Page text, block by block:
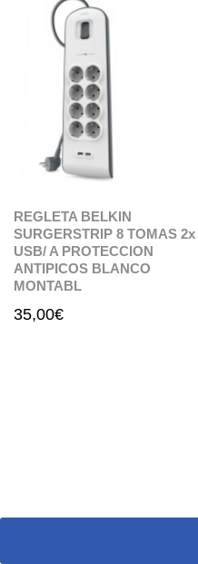
REGLETA BELKIN
SURGERSTRIP 8 TOMAS 2x
USB/ A PROTECCION
ANTIPICOS BLANCO
MONTABL
35,00€